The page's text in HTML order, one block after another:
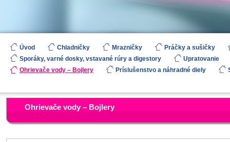
Úvod Chladničky Mrazničky
Práčky a sušičky
Sporáky, varné dosky, vstavané rúry a digestory
Upratovanie
Ohrievače vody – Bojlery
Príslušenstvo a náhradné diely
Ohrievače vody – Bojlery